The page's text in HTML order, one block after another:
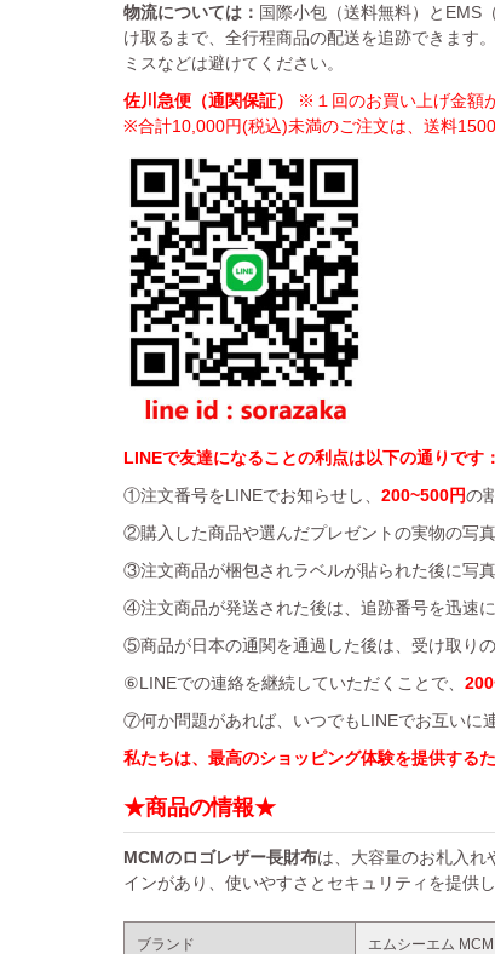
物流については： 国際小包（送料無料）とEMS
け取るまで、全行程商品の配送を追跡できます
ミスなどは避けてください。
佐川急便（通関保証）
※１回のお買い上げ金額
※合計10,000円(税込)未満のご注文は、送料1500
LINEで友達になることの利点は以下の通りです：
①注文番号をLINEでお知らせし、 200~500円の
②購入した商品や選んだプレゼントの実物の写真
③注文商品が梱包されラベルが貼られた後に写真
④注文商品が発送された後は、追跡番号を迅速に
⑤商品が日本の通関を通過した後は、受け取り
⑥LINEでの連絡を継続していただくことで、
⑦何か問題があれば、いつでもLINEでお互いに
私たちは、最高のショッピング体験を提供する
★商品の情報★
MCMのロゴレザー長財布は、大容量のお札入れ
インがあり、使いやすさとセキュリティを提供し
ブランド エムシーエム MCM